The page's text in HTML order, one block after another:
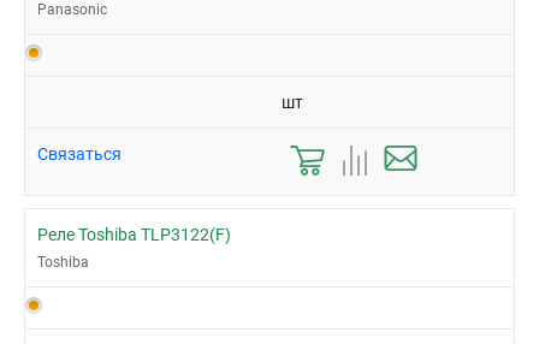
Panasonic
шт
Связаться
Реле Toshiba TLP3122(F)
Toshiba